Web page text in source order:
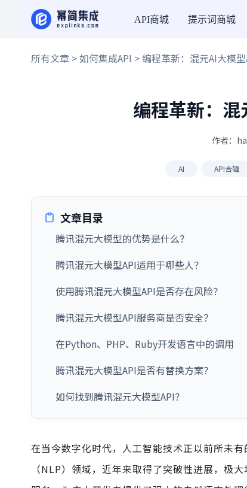
API商城 提示词商城
所有文章 >如何集成API > 编程革新：混元AI大模
编程革新：
作者：
AI API合辑
文章目录
腾讯混元大模型的优势是什么？
腾讯混元大模型API适用于哪些人？
使用腾讯混元大模型API是否存在风险？
腾讯混元大模型API服务商是否安全？
在Python、PHP、Ruby开发语言中的调用
腾讯混元大模型API是否有替换方案？
如何找到腾讯混元大模型API？
在当今数字化时代，人工智能技术正以前所未
（NLP）领域，近年来取得了突破性进展，极